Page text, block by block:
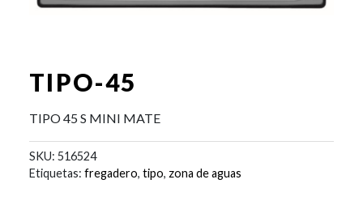
TIPO-45
TIPO 45 S MINI MATE
SKU: 516524
Etiquetas: fregadero, tipo, zona de aguas